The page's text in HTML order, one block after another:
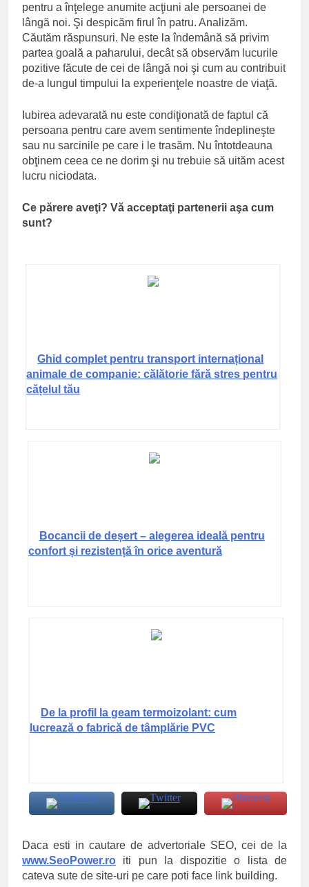
pentru a înţelege anumite acţiuni ale persoanei de
lângă noi. Şi despicăm firul în patru. Analizăm.
Căutăm răspunsuri. Ne este la îndemână să privim
partea goală a paharului, decât să observăm lucurile
pozitive făcute de cei de lângă noi şi cum au contribuit
de-a lungul timpului la experienţele noastre de viaţă.
Iubirea adevarată nu este condiţionată de faptul că
persoana pentru care avem sentimente îndeplineşte
sau nu sarcinile pe care i le trasăm. Nu întotdeauna
obţinem ceea ce ne dorim şi nu trebuie să uităm acest
lucru niciodata.
Ce părere aveţi? Vă acceptaţi partenerii aşa cum
sunt?
Ghid complet pentru transport internațional
animale de companie: călătorie fără stres pentru
cățelul tău
Bocancii de deșert – alegerea ideală pentru
confort și rezistență în orice aventură
De la profil la geam termoizolant: cum
lucrează o fabrică de tâmplărie PVC
Daca esti in cautare de advertoriale SEO, cei de la
www.SeoPower.ro iti pun la dispozitie o lista de
cateva sute de site-uri pe care poti face link building.